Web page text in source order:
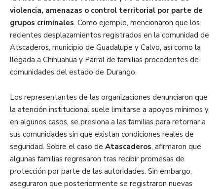
violencia, amenazas o control territorial por parte de
grupos criminales. Como ejemplo, mencionaron que los
recientes desplazamientos registrados en la comunidad de
Atscaderos, municipio de Guadalupe y Calvo, así como la
llegada a Chihuahua y Parral de familias procedentes de
comunidades del estado de Durango.
Los representantes de las organizaciones denunciaron que
la atención institucional suele limitarse a apoyos mínimos y,
en algunos casos, se presiona a las familias para retornar a
sus comunidades sin que existan condiciones reales de
seguridad. Sobre el caso de Atascaderos, afirmaron que
algunas familias regresaron tras recibir promesas de
protección por parte de las autoridades. Sin embargo,
aseguraron que posteriormente se registraron nuevas